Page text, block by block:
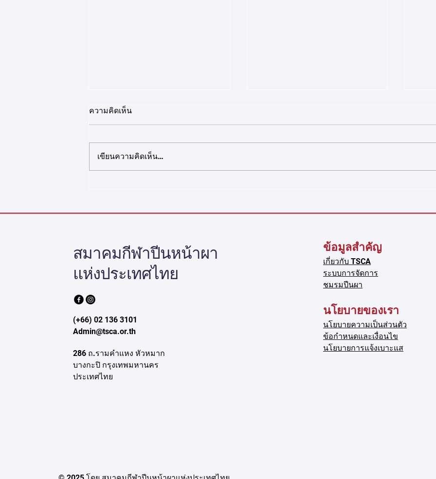
ใหม่)
หน้าที่ผู้เข้าร่วมการแข่งขัน
ประกาศสมาคมกีฬาปีนหน้าผาแห่ง
หน้าผานานาชาติ (Wo
แห่ง
เรื่อง
ความคิดเห็น
เขียนความคิดเห็น…
สมาคมกีฬาปีนหน้าผา
แห่งประเทศไทย
(+66) 02 136 3101
Admin@tsca.or.th
286 ถ.รามคำแหง หัวหมาก
บางกะปิ กรุงเทพมหานคร
ประเทศไทย
ข้อมูลสำคัญ
เกี่ยวกับ TSCA
ระบบการจัดการ
ชมรมปีนผา
นโยบายของเรา
นโยบายความเป็นส่วนตัว
ข้อกำหนดและเงื่อนไข
นโยบายการแจ้งเบาะแส